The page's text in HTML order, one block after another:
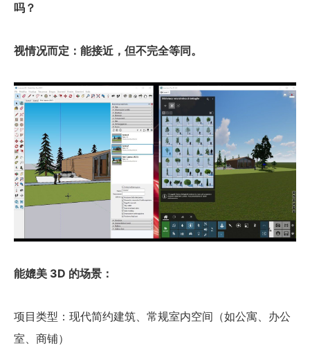
吗？
视情况而定：能接近，但不完全等同。
能媲美 3D 的场景：
项目类型：现代简约建筑、常规室内空间（如公寓、办公
室、商铺）